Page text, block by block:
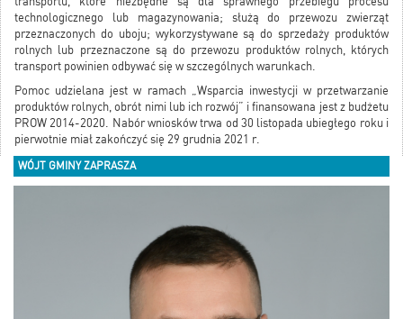
technologicznego lub magazynowania; służą do przewozu zwierząt
przeznaczonych do uboju; wykorzystywane są do sprzedaży produktów
rolnych lub przeznaczone są do przewozu produktów rolnych, których
transport powinien odbywać się w szczególnych warunkach.
Pomoc udzielana jest w ramach „Wsparcia inwestycji w przetwarzanie
produktów rolnych, obrót nimi lub ich rozwój” i finansowana jest z budżetu
PROW 2014-2020. Nabór wniosków trwa od 30 listopada ubiegłego roku i
pierwotnie miał zakończyć się 29 grudnia 2021 r.
WÓJT GMINY ZAPRASZA